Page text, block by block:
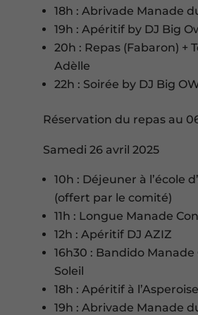
18h : Abrivade Manade
19h : Apéritif by DJ Big
20h : Repas (Fabaron) +
Adèlle
22h : Soirée by DJ Big
Réservation du repas au
Samedi 26 avril 2025
10h : Déjeuner à l’école
(offert par le comité)
11h : Longue Manade
12h : Apéritif DJ AZIZ
16h30 : Bandido
Soleil
18h : Apéritif à
19h : Abrivade Manade